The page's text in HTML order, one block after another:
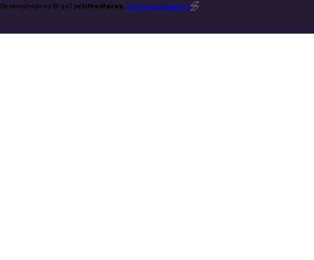
Desenvolvido no Brasil pelaMentores.Tecnologia Super 1.